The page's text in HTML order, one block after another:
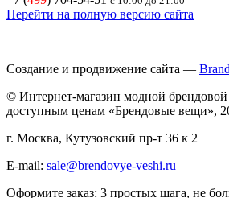
Перейти на полную версию сайта
Создание и продвижение сайта —
© Интернет-магазин модной
доступным ценам «Брендовые вещи»,
г. Москва, Кутузовский пр-т 36 к 2
E-mail: sale@brendovye-veshi.ru
Оформите заказ: 3 простых шага, не